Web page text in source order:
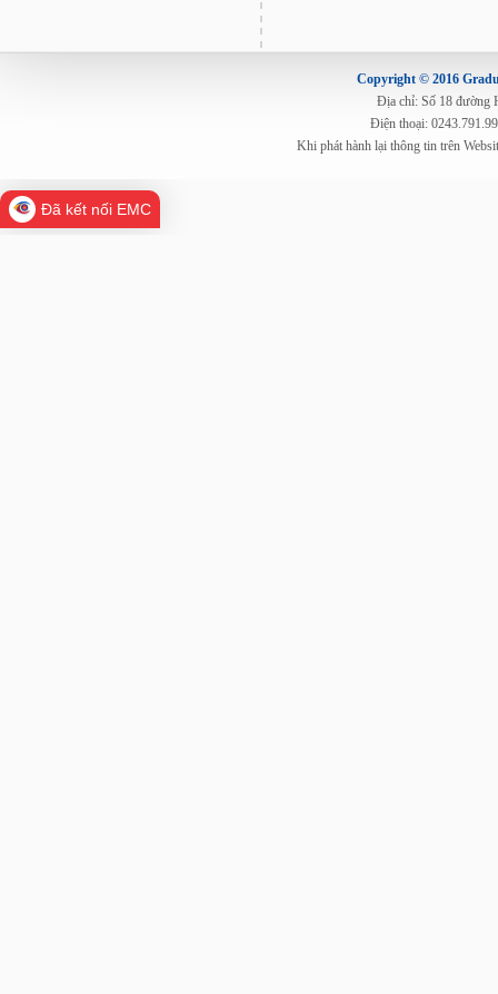
Copyright © 2016
Địa chỉ: Số 18 đường
Điện thoại:
Khi phát hành lại thông tin trên
Đã kết nối EMC